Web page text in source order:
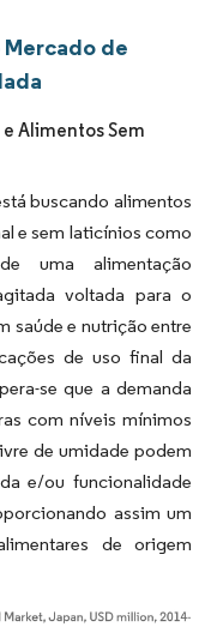
de
Alimentos Sem
buscando alimentos
e sem laticínios como
uma alimentação
voltada para o
saúde e nutrição entre
de uso final da
se que a demanda
com níveis mínimos
de umidade podem
e/ou funcionalidade
assim um
de origem